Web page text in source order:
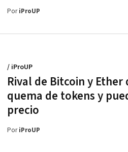
PoriProUP
Rival de Bitcoin y
quema de tokens y
precio
/ iProUP
PoriProUP